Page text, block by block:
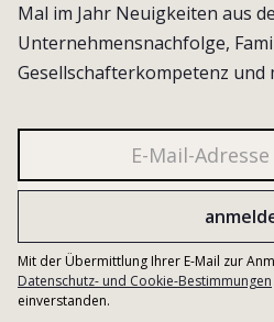
Mal im Jahr Neuigkeiten aus
Unternehmensnachfolge,
Gesellschafterkompetenz und
Mit der Übermittlung Ihrer E-Mail zur
Datenschutz- und Cookie-Bestimmungen
einverstanden.